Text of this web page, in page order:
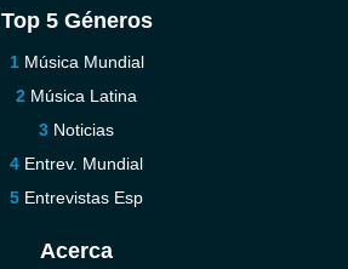
Top 5 Géneros
Música Mundial
Música Latina
Noticias
Entrev. Mundial
Entrevistas Esp
Acerca